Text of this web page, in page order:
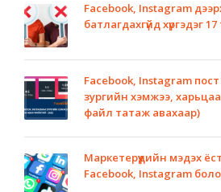
Facebook, Instagram
батлагдахгүйд хүргэдэг 17
Facebook, Instagram пост
зургийн хэмжээ, харьцаа
файл татаж авахаар)
Маркетерүүдийн мэдэх
Facebook, Instagram